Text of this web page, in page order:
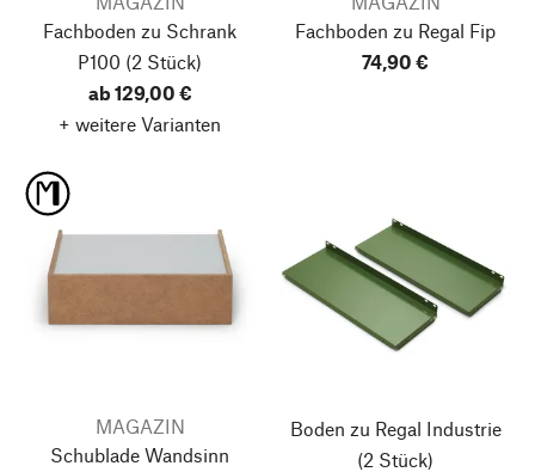
Fachboden zu Schrank
P100 (2 Stück)
ab 129,00 €
+ weitere Varianten
Fachboden zu Regal Fip
74,90 €
MAGAZIN
Schublade Wandsinn
Boden zu Regal Industrie
(2 Stück)